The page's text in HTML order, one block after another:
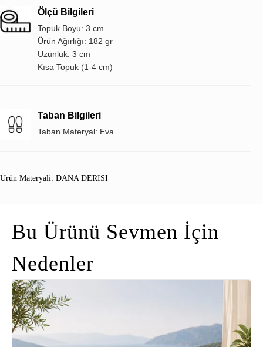
Ölçü Bilgileri
Topuk Boyu: 3 cm
Ürün Ağırlığı: 182 gr
Uzunluk: 3 cm
Kısa Topuk (1-4 cm)
Taban Bilgileri
Taban Materyal: Eva
Ürün Materyali: DANA DERISI
Bu Ürünü Sevmen İçin
Nedenler